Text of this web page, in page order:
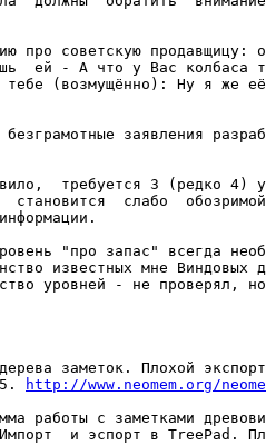
про советскую продавщицу:
ей - А что у Вас колбаса
тебе (возмущённо): Ну я же
заявления
требуется 3 (редко 4)
становится  слабо
"про запас" всегда
известных мне Виндовых
уровней - не проверял,
заметок. Плохой
http://www.neomem.org/
работы с заметками
и эспорт в TreePad.